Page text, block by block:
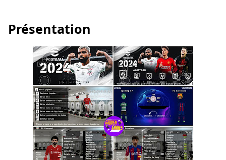
Présentation